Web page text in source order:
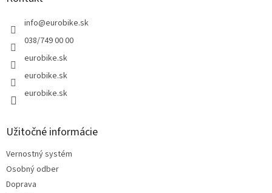
info@eurobike.sk
038/749 00 00
eurobike.sk
eurobike.sk
eurobike.sk
Užitočné informácie
Vernostný systém
Osobný odber
Doprava